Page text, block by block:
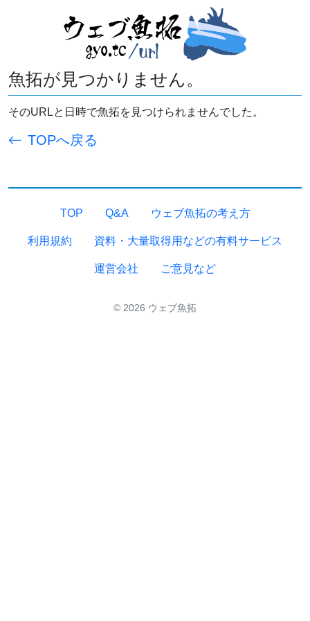
魚拓が見つかりません。
そのURLと日時で魚拓を見つけられませんでした。
TOPへ戻る
TOP Q&A ウェブ魚拓の考え方
利用規約 資料・大量取得用などの有料サービス
運営会社 ご意見など
© 2026 ウェブ魚拓